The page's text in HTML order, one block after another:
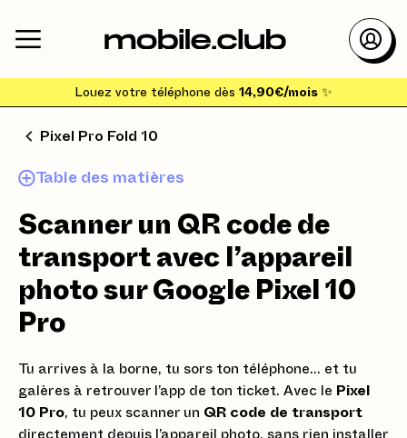
Louez votre téléphone dès 14,90€/mois ✨
Pixel Pro Fold 10
Table des matières
Scanner un QR code de
transport avec l’appareil
photo sur Google Pixel 10
Pro
Tu arrives à la borne, tu sors ton téléphone… et tu
galères à retrouver l’app de ton ticket. Avec le Pixel
10 Pro, tu peux scanner un QR code de transport
directement depuis l’appareil photo, sans rien installer